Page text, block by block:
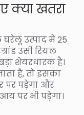
क्या खतरा
उत्पाद में 25
उसी रियल
शेयरधारक है।
है, तो इसका
पर पड़ेगा और
पर भी पड़ेगा।